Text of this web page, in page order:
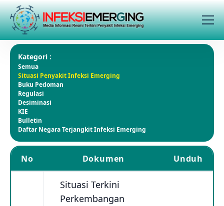
Kategori :
Semua
Situasi Penyakit Infeksi Emerging
Buku Pedoman
Regulasi
Desiminasi
KIE
Bulletin
Daftar Negara Terjangkit Infeksi Emerging
No Dokumen Unduh
Situasi Terkini
Perkembangan